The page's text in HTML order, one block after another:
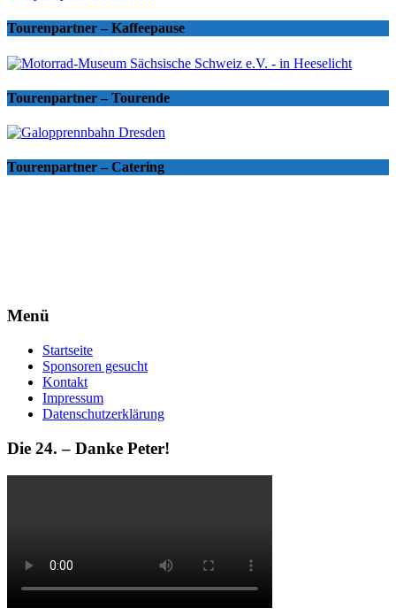
Tourenpartner – Kaffeepause
Tourenpartner – Tourende
Tourenpartner – Catering
Menü
Startseite
Sponsoren gesucht
Kontakt
Impressum
Datenschutzerklärung
Die 24. – Danke Peter!